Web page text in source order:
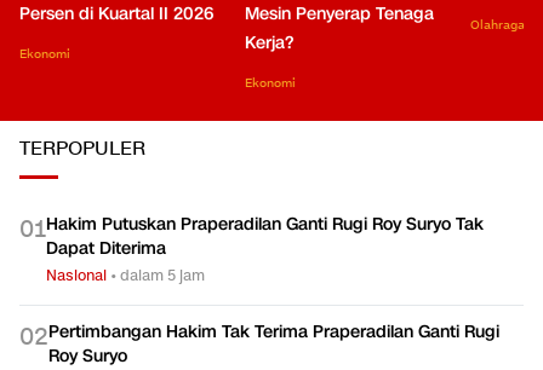
Persen di Kuartal II 2026
Ekonomi
Mesin Penyerap Tenaga
Kerja?
Ekonomi
Olahraga
TERPOPULER
01Hakim Putuskan Praperadilan Ganti Rugi Roy Suryo Tak
Dapat Diterima
Nasional •dalam 5 jam
02Pertimbangan Hakim Tak Terima Praperadilan Ganti Rugi
Roy Suryo